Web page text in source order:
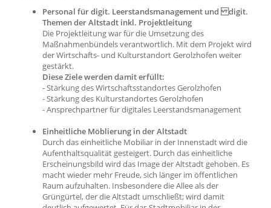
Personal für digit. Leerstandsmanagement und digit.
Themen der Altstadt inkl. Projektleitung
Die Projektleitung war für die Umsetzung des
Maßnahmenbündels verantwortlich. Mit dem Projekt wird
der Wirtschafts- und Kulturstandort Gerolzhofen weiter
gestärkt.
Diese Ziele werden damit erfüllt:
- Stärkung des Wirtschaftsstandortes Gerolzhofen
- Stärkung des Kulturstandortes Gerolzhofen
- Ansprechpartner für digitales Leerstandsmanagement
Einheitliche Möblierung in der Altstadt
Durch das einheitliche Mobiliar in der Innenstadt wird die
Aufenthaltsqualität gesteigert. Durch das einheitliche
Erscheinungsbild wird das Image der Altstadt gehoben. Es
macht wieder mehr Freude, sich länger im öffentlichen
Raum aufzuhalten. Insbesondere die Allee als der
Grüngürtel, der die Altstadt umschließt; wird damit